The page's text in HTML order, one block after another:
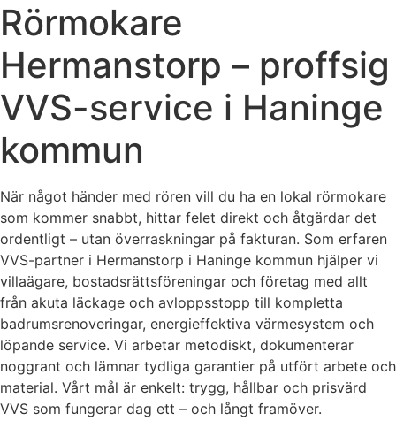
Rörmokare
Hermanstorp – proffsig
VVS-service i Haninge
kommun
När något händer med rören vill du ha en lokal rörmokare
som kommer snabbt, hittar felet direkt och åtgärdar det
ordentligt – utan överraskningar på fakturan. Som erfaren
VVS-partner i Hermanstorp i Haninge kommun hjälper vi
villaägare, bostadsrättsföreningar och företag med allt
från akuta läckage och avloppsstopp till kompletta
badrumsrenoveringar, energieffektiva värmesystem och
löpande service. Vi arbetar metodiskt, dokumenterar
noggrant och lämnar tydliga garantier på utfört arbete och
material. Vårt mål är enkelt: trygg, hållbar och prisvärd
VVS som fungerar dag ett – och långt framöver.